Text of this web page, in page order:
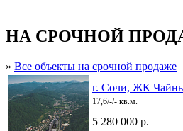
НА СРОЧНОЙ
» Все объекты на срочной продаже
г. Сочи, ЖК
17,6/-/- кв.м.
5 280 000 р.